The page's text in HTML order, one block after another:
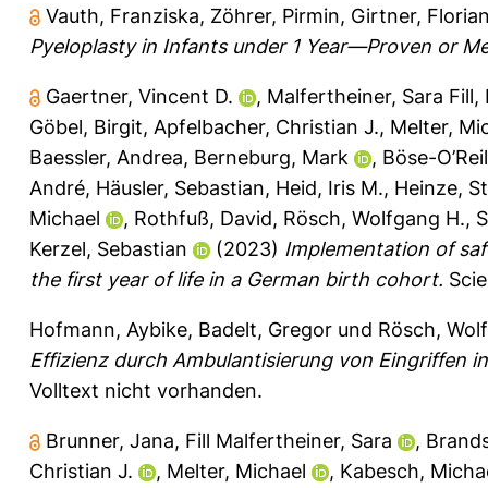
Vauth, Franziska, Zöhrer, Pirmin, Girtner,
Pyeloplasty in Infants under 1 Year—Proven or
Gaertner, Vincent D. , Malfertheiner, Sara Fill,
Göbel, Birgit, Apfelbacher, Christian J., Melter,
Baessler, Andrea, Berneburg, Mark , Böse-
André, Häusler, Sebastian, Heid, Iris M., Heinze,
Michael
, Rothfuß, David, Rösch, Wolfgang H.,
Kerzel, Sebastian
(2023) Implementation of
the first year of life in a German birth cohort.
Hofmann, Aybike, Badelt, Gregor und Rösch,
Effizienz durch Ambulantisierung von Eingriffen
Volltext nicht vorhanden.
Brunner, Jana, Fill Malfertheiner, Sara ,
Christian J.
, Melter, Michael , Kabesch,